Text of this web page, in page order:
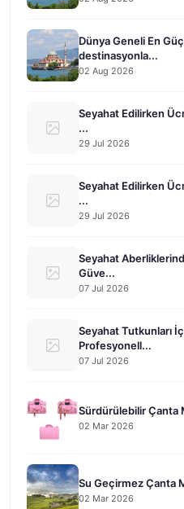
Dünya Geneli En
destinasyonla...
02 Aug 2026
Seyahat Edilirken
...
29 Jul 2026
Seyahat Edilirken
...
29 Jul 2026
Seyahat
Güve...
07 Jul 2026
Seyahat Tutkunları
Profesyonell...
07 Jul 2026
Sürdürülebilir Çanta
02 Mar 2026
Su Geçirmez Çanta
02 Mar 2026